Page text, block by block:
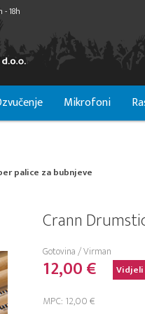
- 18h
Mikrofoni
palice za bubnjeve
Crann
Gotovina / Virman
12,00 € Vidjeli
MPC: 12,00 €